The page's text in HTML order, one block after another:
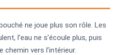
ne joue plus son rôle. Les
l’eau ne s’écoule plus, puis
vers l’intérieur.